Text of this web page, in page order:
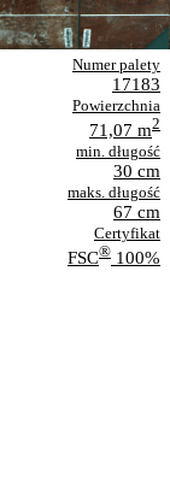
Numer palety
17183
Powierzchnia
71,07 m2
min. długość
30 cm
maks. długość
67 cm
Certyfikat
FSC® 100%